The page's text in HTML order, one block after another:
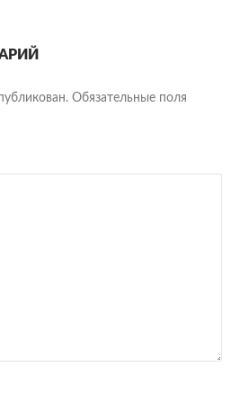
Обязательные поля